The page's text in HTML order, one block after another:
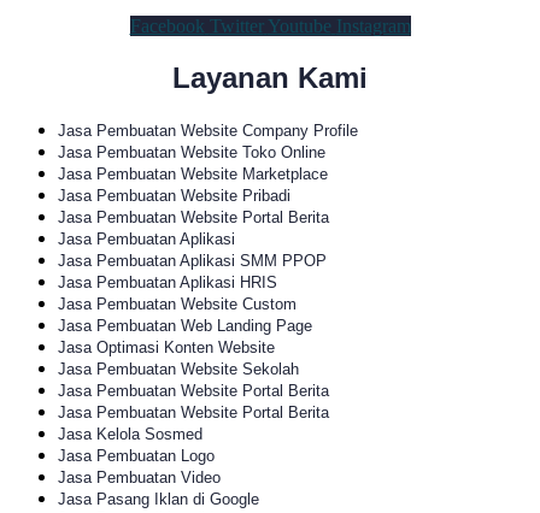
Facebook Twitter Youtube Instagram
Layanan Kami
Jasa Pembuatan Website Company Profile
Jasa Pembuatan Website Toko Online
Jasa Pembuatan Website Marketplace
Jasa Pembuatan Website Pribadi
Jasa Pembuatan Website Portal Berita
Jasa Pembuatan Aplikasi
Jasa Pembuatan Aplikasi SMM PPOP
Jasa Pembuatan Aplikasi HRIS
Jasa Pembuatan Website Custom
Jasa Pembuatan Web Landing Page
Jasa Optimasi Konten Website
Jasa Pembuatan Website Sekolah
Jasa Pembuatan Website Portal Berita
Jasa Pembuatan Website Portal Berita
Jasa Kelola Sosmed
Jasa Pembuatan Logo
Jasa Pembuatan Video
Jasa Pasang Iklan di Google